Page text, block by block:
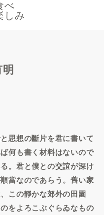
べ
しみ
想の斷片を君に書いて
何も書く材料はないので
。君と僕との交誼が深け
當なのであらう。舊い家
この靜かな郊外の田園
をよろこぶぐらゐなもの